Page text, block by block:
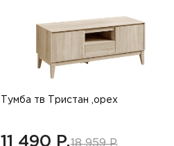
Тумба тв Тристан ,орех
11 490 P.18 959 P.